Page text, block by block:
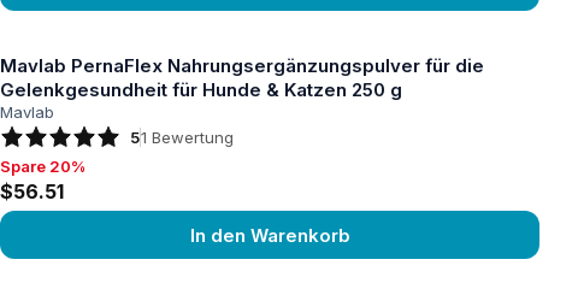
Mavlab PernaFlex Nahrungsergänzungspulver für die
Gelenkgesundheit für Hunde & Katzen 250 g
Mavlab
51 Bewertung
Spare 20%, $56.51
Spare 20%
$56.51
In den Warenkorb